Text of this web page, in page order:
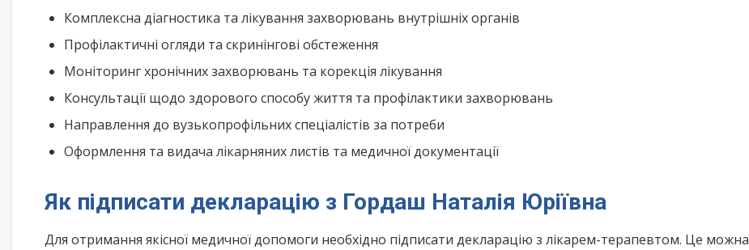
Комплексна діагностика та лікування захворювань внутрішніх органів
Профілактичні огляди та скринінгові обстеження
Моніторинг хронічних захворювань та корекція лікування
Консультації щодо здорового способу життя та профілактики захворювань
Направлення до вузькопрофільних спеціалістів за потреби
Оформлення та видача лікарняних листів та медичної документації
Як підписати декларацію з Гордаш Наталія Юріївна
Для отримання якісної медичної допомоги необхідно підписати декларацію з лікарем-терапевтом. Це можна